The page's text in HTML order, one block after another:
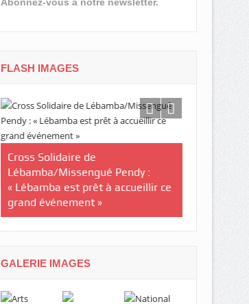
FLASH IMAGES
Cross Solidaire de
Lébamba/Missengué Pendy :
« Lébamba est prêt à accueillir ce
grand événement »
Tournoi
Woleu-
demi-
GALERIE IMAGES